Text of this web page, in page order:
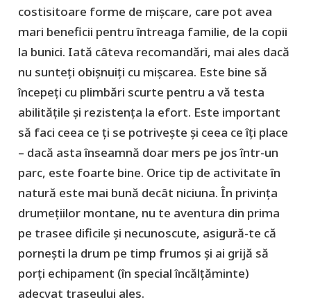
costisitoare forme de mișcare, care pot avea
mari beneficii pentru întreaga familie, de la copii
la bunici. Iată câteva recomandări, mai ales dacă
nu sunteți obișnuiți cu mișcarea. Este bine să
începeți cu plimbări scurte pentru a vă testa
abilitățile și rezistența la efort. Este important
să faci ceea ce ți se potrivește și ceea ce îți place
– dacă asta înseamnă doar mers pe jos într-un
parc, este foarte bine. Orice tip de activitate în
natură este mai bună decât niciuna. În privința
drumețiilor montane, nu te aventura din prima
pe trasee dificile și necunoscute, asigură-te că
pornești la drum pe timp frumos și ai grijă să
porți echipament (în special încălțăminte)
adecvat traseului ales.